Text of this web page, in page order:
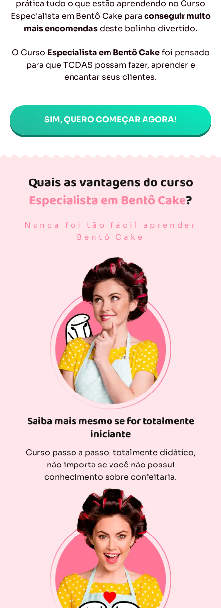
prática tudo o que estão aprendendo no Curso
Especialista em Bentô Cake para conseguir muito
mais encomendasdeste bolinho divertido.
O Curso Especialista em Bentô Cakefoi pensado
para que TODAS possam fazer, aprender e
encantar seus clientes.
SIM, QUERO COMEÇAR AGORA!
Quais as vantagens do curso
Especialista em Bentô Cake?
Nunca foi tão fácil aprender
Bentô Cake
Saiba mais mesmo se for totalmente
iniciante
Curso passo a passo, totalmente didático,
não importa se você não possui
conhecimento sobre confeitaria.